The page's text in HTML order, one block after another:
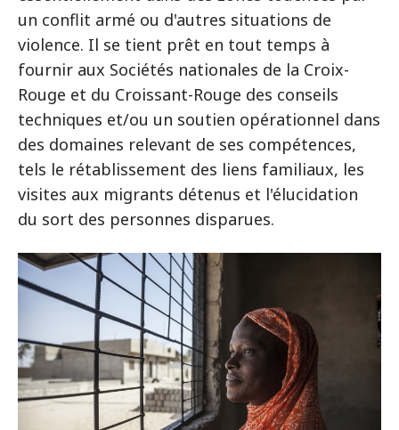
un conflit armé ou d'autres situations de
violence. Il se tient prêt en tout temps à
fournir aux Sociétés nationales de la Croix-
Rouge et du Croissant-Rouge des conseils
techniques et/ou un soutien opérationnel dans
des domaines relevant de ses compétences,
tels le rétablissement des liens familiaux, les
visites aux migrants détenus et l'élucidation
du sort des personnes disparues.